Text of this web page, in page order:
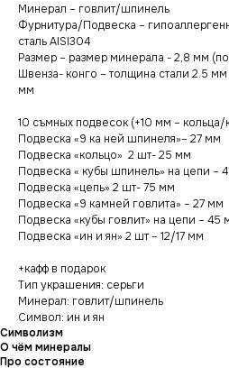
Минерал – говлит/шпинель
Фурнитура/Подвеска –
сталь AISI304
Размер – размер минерала - 2,8 мм
Швенза- конго – толщина стали 2.5
мм
10 съмных подвесок (+10 мм – кольца/
Подвеска «9 ка ней шпинеля»– 27 мм
Подвеска «кольцо» 2 шт- 25 мм
Подвеска « кубы шпинель» на цепи –
Подвеска «цепь» 2 шт- 75 мм
Подвеска «9 камней говлита» – 27 мм
Подвеска «кубы говлит» на цепи – 45
Подвеска «ин и ян» 2 шт – 12/17 мм
+кафф в подарок
Тип украшения: серьги
Минерал: говлит/шпинель
Символ: ин и ян
Символизм
О чём минералы
Про состояние